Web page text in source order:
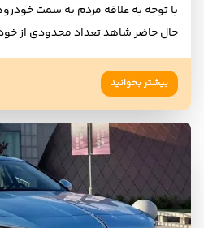
با توجه به علاقه مردم به سمت
حال حاضر شاهد تعداد محدودی از
بیشتر بخوانید